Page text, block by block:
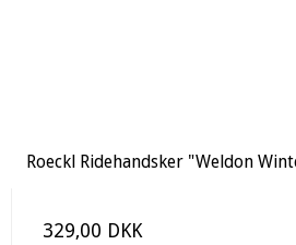
Roeckl Ridehandsker "Weldon
329,00 DKK